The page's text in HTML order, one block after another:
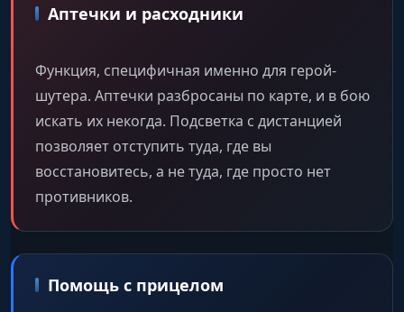
Аптечки и расходники
Функция, специфичная именно для герой-
шутера. Аптечки разбросаны по карте, и в бою
искать их некогда. Подсветка с дистанцией
позволяет отступить туда, где вы
восстановитесь, а не туда, где просто нет
противников.
Помощь с прицелом